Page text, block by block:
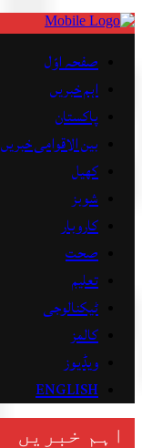
صفحہ اوّل
اہم خبریں
پاکستان
بین الاقوامی خبریں
کھیل
شوبز
کاروبار
صحت
تعلیم
ٹیکنالوجی
کالمز
ویڈیوز
ENGLISH
اہم خبریں